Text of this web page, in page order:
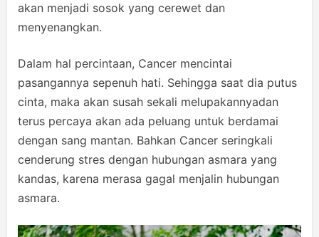
akan menjadi sosok yang cerewet dan
menyenangkan.
Dalam hal percintaan, Cancer mencintai
pasangannya sepenuh hati. Sehingga saat dia putus
cinta, maka akan susah sekali melupakannyadan
terus percaya akan ada peluang untuk berdamai
dengan sang mantan. Bahkan Cancer seringkali
cenderung stres dengan hubungan asmara yang
kandas, karena merasa gagal menjalin hubungan
asmara.